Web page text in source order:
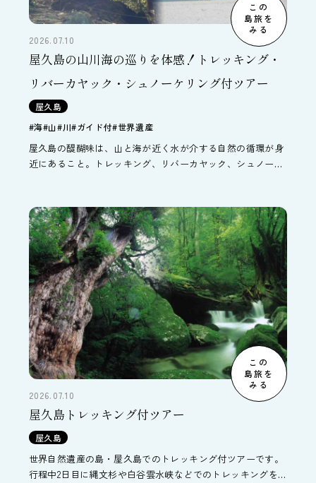
この
島旅を
みる
2026.07.10
屋久島の山川海の巡りを体感！トレッキング・
リバーカヤック・シュノーケリング付ツアー
屋久島
#海#山#川#ガイド付#世界遺産
屋久島の醍醐味は、山と海が近く水が介する自然の循環が身
近にあること。トレッキング、リバーカヤック、シュノーケ
この
島旅を
みる
2026.07.10
屋久島トレッキング付ツアー
屋久島
世界自然遺産の島・屋久島でのトレッキング付ツアーです。
行程中2日目に縄文杉や白谷雲水峡などでのトレッキングを